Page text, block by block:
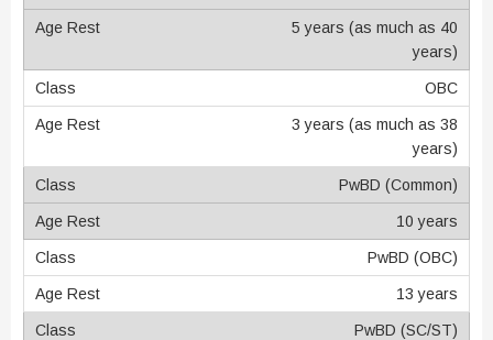
5 years (as much as 40
years)
OBC
3 years (as much as 38
years)
PwBD (Common)
10 years
PwBD (OBC)
13 years
PwBD (SC/ST)